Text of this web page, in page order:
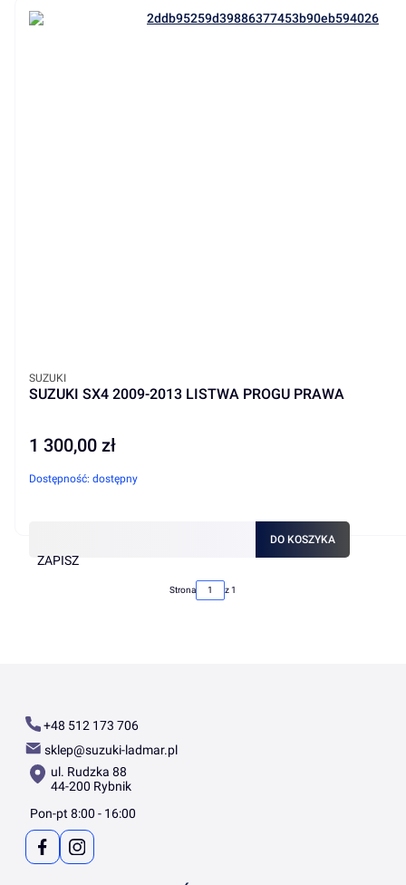
SUZUKI SX4 2009-2013 LISTWA PROGU PRAWA
PRODUCENT
SUZUKI
Cena
1 300,00 zł
Dostępność: dostępny
ZAPISZ
DO KOSZYKA
Strona z 1
+48 512 173 706
sklep@suzuki-ladmar.pl
ul. Rudzka 88
44-200 Rybnik
Pon-pt 8:00 - 16:00